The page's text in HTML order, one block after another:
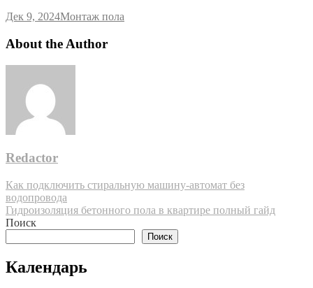
Дек 9, 2024Монтаж пола
About the Author
Redactor
Навигация
по
записям
Как подключить стиральную машину-автомат без
водопровода
Гидроизоляция бетонного пола в квартире полный гайд
Поиск
Поиск
Календарь